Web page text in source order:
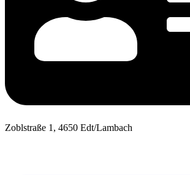
Zoblstraße 1, 4650 Edt/Lambach